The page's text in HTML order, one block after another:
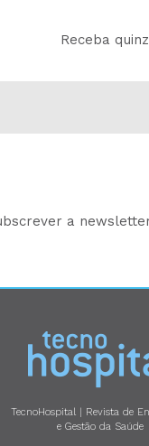
Receba
a
TecnoHospital | Revista de
e Gestão da Saúde